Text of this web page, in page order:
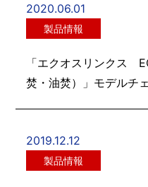
2020.06.01
製品情報
「エクオスリンクス
焚・油焚）」モデルチ
2019.12.12
製品情報